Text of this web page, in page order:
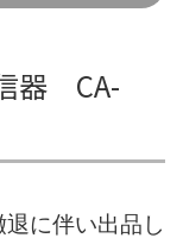
器 CA-
に伴い出品し